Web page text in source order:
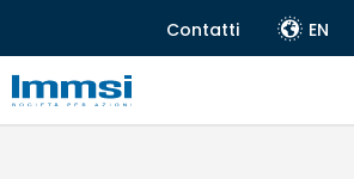
al
contenuto
principale
Header
Contatti EN